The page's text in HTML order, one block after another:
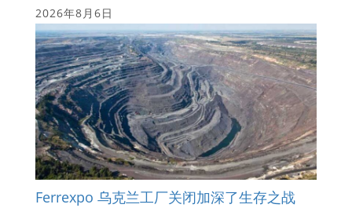
2026年8月6日
Ferrexpo 乌克兰工厂关闭加深了生存之战